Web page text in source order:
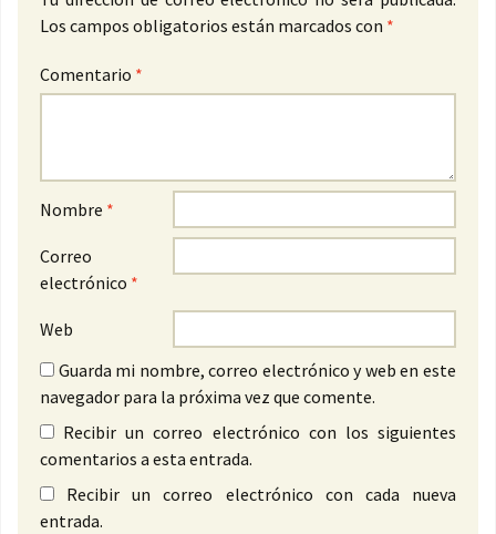
Los campos obligatorios están marcados con *
Comentario *
Nombre *
Correo
electrónico *
Web
Guarda mi nombre, correo electrónico y web en este
navegador para la próxima vez que comente.
Recibir un correo electrónico con los siguientes
comentarios a esta entrada.
Recibir un correo electrónico con cada nueva
entrada.